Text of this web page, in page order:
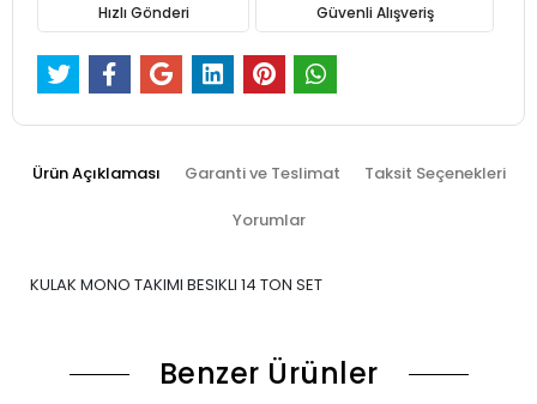
Hızlı Gönderi Güvenli Alışveriş
Ürün Açıklaması Garanti ve Teslimat Taksit Seçenekleri
Yorumlar
KULAK MONO TAKIMI BESIKLI 14 TON SET
Benzer Ürünler